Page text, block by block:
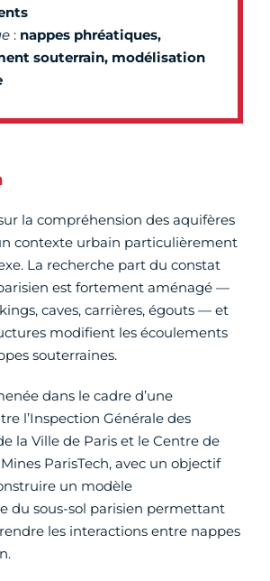
: nappes phréatiques,
souterrain, modélisation
la compréhension des aquifères
contexte urbain particulièrement
La recherche part du constat
est fortement aménagé —
caves, carrières, égouts — et
modifient les écoulements
souterraines.
dans le cadre d’une
l’Inspection Générale des
la Ville de Paris et le Centre de
ParisTech, avec un objectif
un modèle
du sous-sol parisien permettant
les interactions entre nappes